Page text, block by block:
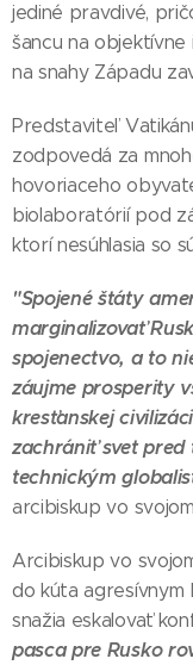
jediné pravdivé,
šancu na objektívne
na snahy Západu
Predstaviteľ
zodpovedá za
hovoriaceho
biolaboratórií pod
ktorí nesúhlasia so
"Spojené štáty
marginalizovať
spojenectvo, a to
záujme prosperity
kresťanskej
zachrániť svet
technickým
arcibiskup vo
Arcibiskup vo
do kúta agresívnym
snažia eskalovať
pasca pre Rusko